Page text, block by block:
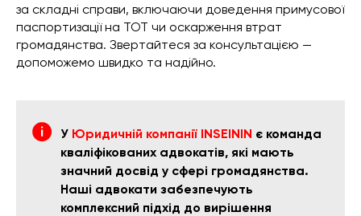
за складні справи, включаючи доведення примусової
паспортизації на ТОТ чи оскарження втрат
громадянства. Звертайтеся за консультацією —
допоможемо швидко та надійно.
У Юридичній компанії INSEININ є команда
кваліфікованих адвокатів, які мають
значний досвід у сфері громадянства.
Наші адвокати забезпечують
комплексний підхід до вирішення